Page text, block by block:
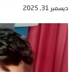
ديسمبر 31, 2025